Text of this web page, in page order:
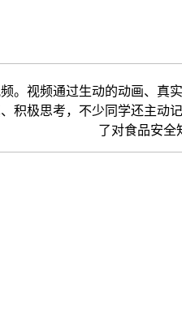
视频通过生动的动画、真
积极思考，不少同学还主
了对食品安全